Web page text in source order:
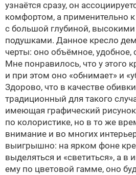
узнаётся сразу, он
комфортом, а применительно
с большой глубиной,
подушками. Данное кресло
черты: оно объёмное, удобное,
Мне понравилось, что у этого
и при этом оно «обнимает» и
Здорово, что в качестве
традиционный для такого
имеющая графический
по колористике, но в то же
внимание и во многих
выигрышно: на ярком фоне
выделяться и «светиться», а в
ему по цветовой гамме, оно